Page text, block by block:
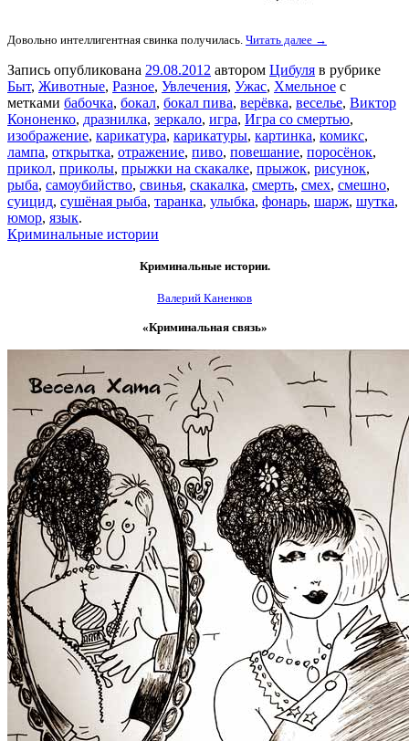
Довольно интеллигентная свинка получилась. Читать далее →
Запись опубликована 29.08.2012 автором Цибуля в рубрике
Быт, Животные, Разное, Увлечения, Ужас, Хмельное с
метками бабочка, бокал, бокал пива, верёвка, веселье, Виктор
Кононенко, дразнилка, зеркало, игра, Игра со смертью,
изображение, карикатура, карикатуры, картинка, комикс,
лампа, открытка, отражение, пиво, повешание, поросёнок,
прикол, приколы, прыжки на скакалке, прыжок, рисунок,
рыба, самоубийство, свинья, скакалка, смерть, смех, смешно,
суицид, сушёная рыба, таранка, улыбка, фонарь, шарж, шутка,
юмор, язык.
Криминальные истории
Криминальные истории.
Валерий Каненков
«Криминальная связь»